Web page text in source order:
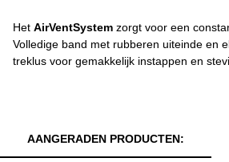
Het AirVentSystem zorgt voor een
Volledige band met rubberen uiteinde en
treklus voor gemakkelijk instappen en
AANGERADEN PRODUCTEN: